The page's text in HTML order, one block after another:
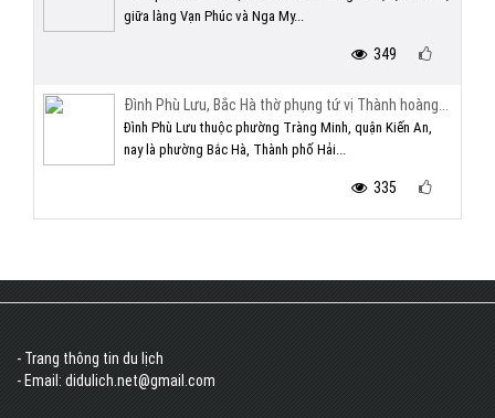
giữa làng Vạn Phúc và Nga My...
349
Đình Phù Lưu, Bắc Hà thờ phụng tứ vị Thành hoàng...
Đình Phù Lưu thuộc phường Tràng Minh, quận Kiến An,
nay là phường Bắc Hà, Thành phố Hải...
335
- Trang thông tin du lịch
- Email: didulich.net@gmail.com